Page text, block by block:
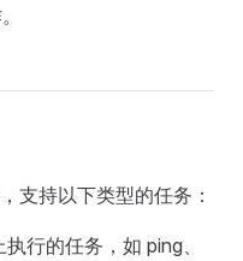
支持以下类型的任务：
行的任务，如 ping、